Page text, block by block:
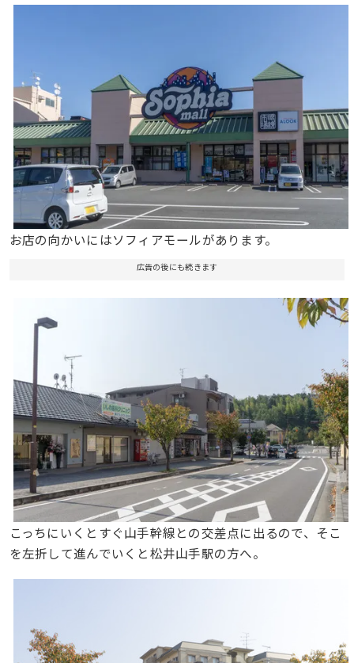
お店の向かいにはソフィアモールがあります。
広告の後にも続きます
こっちにいくとすぐ山手幹線との交差点に出るので、そこ
を左折して進んでいくと松井山手駅の方へ。